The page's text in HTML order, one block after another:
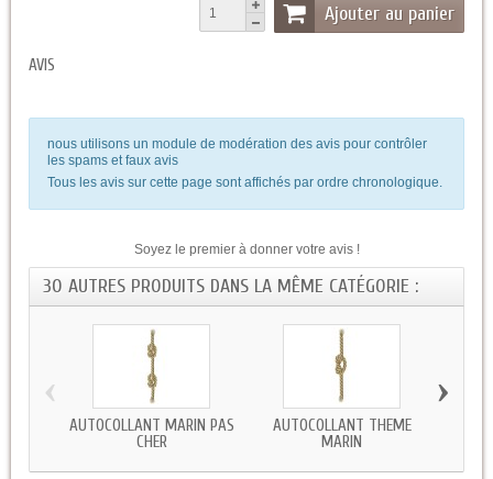
Ajouter au panier
AVIS
nous utilisons un module de modération des avis pour contrôler
les spams et faux avis
Tous les avis sur cette page sont affichés par ordre chronologique.
Soyez le premier à donner votre avis !
30 AUTRES PRODUITS DANS LA MÊME CATÉGORIE :
AUTOCOLLANT MARIN PAS
CHER
AUTOCOLLANT THEME
MARIN
‹ ›